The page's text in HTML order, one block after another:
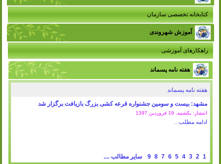
کتابخانه تخصصی سازمان
آموزش شهروندی
راهکارهای آموزشی
هفته نامه پسماند
هفته نامه پسماند
مشهد: بیست و سومین جشنواره قرعه کشی بزرگ بازیافت برگزار شد
انتشار: یکشنبه, 19 فروردين 1397
ادامه مطلب ..
1
2
3
4
5
6
7
8
9 سایر مطالب ....